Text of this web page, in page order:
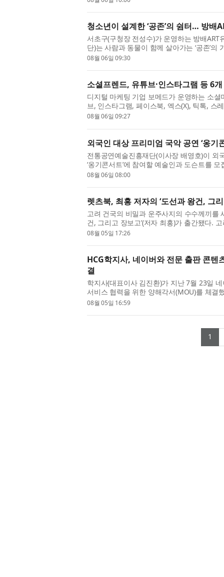
청소년이 설계한 ‘공존’의 쉼터… 방배
서초구(구청장 전성수)가 운영하는 방배
단)는 사람과 동물이 함께 살아가는 ‘공존’
‘뚝딱공작소’를 성공적으로 마무리했다. ‘뚝
08월 06일 09:30
소셜프렌드, 유튜브·인스타그램 등 6
디지털 마케팅 기업 보메드가 운영하는 소셜
브, 인스타그램, 페이스북, 엑스(X), 틱톡, 스
한곳에서 이용할 수 있는 통합 환경을 제공
08월 06일 09:27
외국인 대상 프리미엄 국악 공연 ‘옹기
전통공연예술진흥재단(이사장 배영호)이
‘옹기콘서트’에 참여할 예술인과 도슨트를
에서 열리는 외국인 대상 해설이 있는 국악
08월 06일 08:00
렛츠북, 최홍 저자의 ‘도선과 왕건, 그
고려 건국의 비밀과 운주사지의 수수께끼를
건, 그리고 장보고’(저자 최홍)가 출간됐다.
게 밝혀지지 않았을까? 도선국사는 왜 왕건
08월 05일 17:26
HCG학지사, 네이버와 전문 출판 콘
결
학지사(대표이사 김진환)가 지난 7월 23일
서비스 협력을 위한 양해각서(MOU)를 체결
을 강화하는 한편 AI 시대에 학술·전문 콘텐
08월 05일 16:59
1